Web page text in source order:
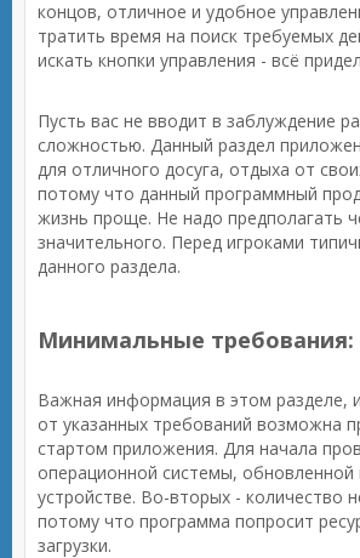
концов, отличное и удобное
тратить время на поиск требуемых
искать кнопки управления - всё
Пусть вас не вводит в заблуждение
сложностью. Данный раздел
для отличного досуга, отдыха от
потому что данный программный
жизнь проще. Не надо предполагать
значительного. Перед игроками
данного раздела.
Минимальные требования:
Важная информация в этом разделе,
от указанных требований возможна
стартом приложения. Для начала
операционной системы,
устройстве. Во-вторых - количество
потому что программа попросит
загрузки.